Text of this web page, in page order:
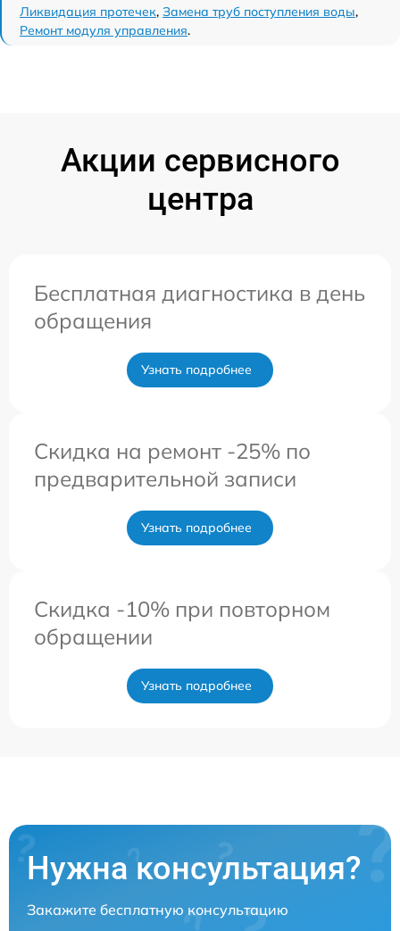
Ликвидация протечек, Замена труб поступления воды,
Ремонт модуля управления.
Акции сервисного
центра
Бесплатная диагностика в день
обращения
Узнать подробнее
Скидка на ремонт -25% по
предварительной записи
Узнать подробнее
Скидка -10% при повторном
обращении
Узнать подробнее
Нужна консультация?
Закажите бесплатную консультацию